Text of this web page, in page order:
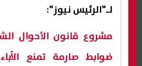
لـ"الرئيس نيوز":
مشروع قانون الأحوال
ضوابط صارمة تمنع